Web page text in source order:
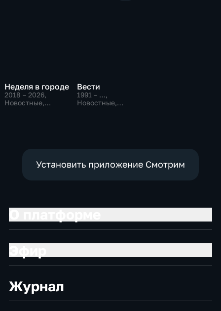
Неделя в городе
2018 – 2026,
Новостные,
Вести
1991 – …,
Новостные,
Установить приложение Смотрим
Журнал